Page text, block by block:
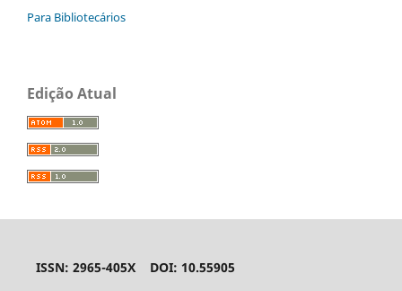
Para Bibliotecários
Edição Atual
ISSN: 2965-405X DOI: 10.55905